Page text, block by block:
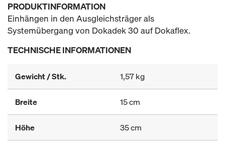
PRODUKTINFORMATION
Einhängen in den Ausgleichsträger als
Systemübergang von Dokadek 30 auf Dokaflex.
TECHNISCHE INFORMATIONEN
Gewicht / Stk. 1,57 kg
Breite 15 cm
Höhe 35 cm